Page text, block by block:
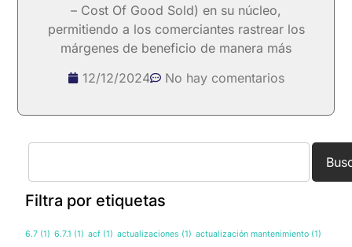
– Cost Of Good Sold) en su núcleo,
permitiendo a los comerciantes rastrear los
márgenes de beneficio de manera más
12/12/2024
No hay comentarios
Filtra por etiquetas
6.7 (1) 6.7.1 (1) acf (1) actualizaciones (1) actualización mantenimiento (1)